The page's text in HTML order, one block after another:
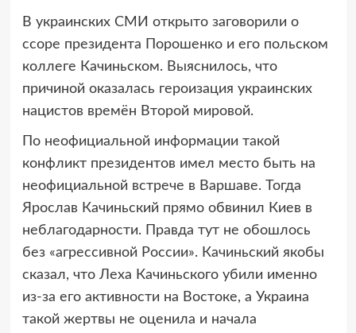
В украинских СМИ открыто заговорили о
ссоре президента Порошенко и его польском
коллеге Качиньском. Выяснилось, что
причиной оказалась героизация украинских
нацистов времён Второй мировой.
По неофициальной информации такой
конфликт президентов имел место быть на
неофициальной встрече в Варшаве. Тогда
Ярослав Качиньский прямо обвинил Киев в
неблагодарности. Правда тут не обошлось
без «агрессивной России». Качиньский якобы
сказал, что Леха Качиньского убили именно
из-за его активности на Востоке, а Украина
такой жертвы не оценила и начала